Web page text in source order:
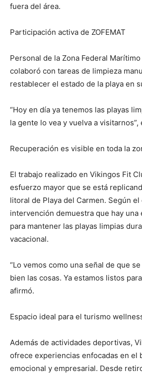
fuera del área.
Participación activa de ZOFEMAT
Personal de la Zona Federal
colaboró con tareas de limpieza
restablecer el estado de la playa en
“Hoy en día ya tenemos las playas
la gente lo vea y vuelva a
Recuperación es visible en toda la
El trabajo realizado en Vikingos Fit
esfuerzo mayor que se está
litoral de Playa del Carmen. Según
intervención demuestra que hay una
para mantener las playas limpias
vacacional.
“Lo vemos como una señal de que
bien las cosas. Ya estamos listos
afirmó.
Espacio ideal para el turismo
Además de actividades deportivas,
ofrece experiencias enfocadas en el
emocional y empresarial. Desde